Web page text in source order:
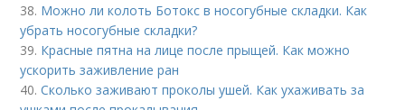
38. Можно ли колоть Ботокс в носогубные складки. Как
убрать носогубные складки?
39. Красные пятна на лице после прыщей. Как можно
ускорить заживление ран
40.Сколько заживают проколы ушей. Как ухаживать за